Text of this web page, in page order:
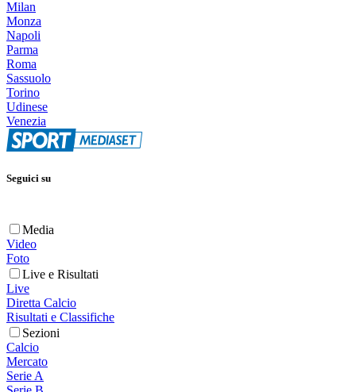
Milan
Monza
Napoli
Parma
Roma
Sassuolo
Torino
Udinese
Venezia
Seguici su
Media
Video
Foto
Live e Risultati
Live
Diretta Calcio
Risultati e Classifiche
Sezioni
Calcio
Mercato
Serie A